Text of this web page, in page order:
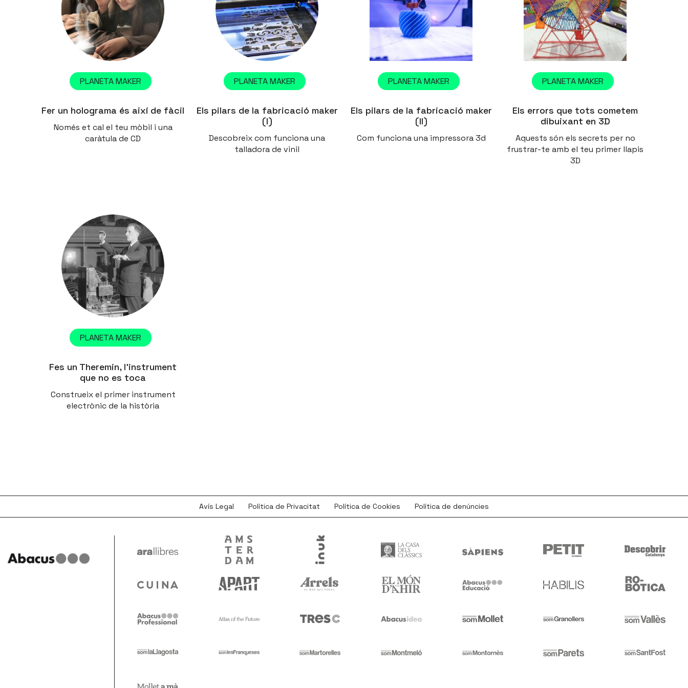
PLANETA MAKER
Fer un holograma és així de fàcil
Només et cal el teu mòbil i una
caràtula de CD
PLANETA MAKER
Els pilars de la fabricació maker
(I)
Descobreix com funciona una
talladora de vinil
PLANETA MAKER
Els pilars de la fabricació maker
(II)
Com funciona una impressora 3d
PLANETA MAKER
Els errors que tots cometem
dibuixant en 3D
Aquests són els secrets per no
frustrar-te amb el teu primer llapis
3D
PLANETA MAKER
Fes un Theremin, l’instrument
que no es toca
Construeix el primer instrument
electrònic de la història
Avís Legal Política de Privacitat Política de Cookies Política de denúncies